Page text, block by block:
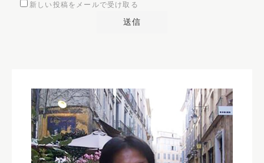
新しい投稿をメールで受け取る